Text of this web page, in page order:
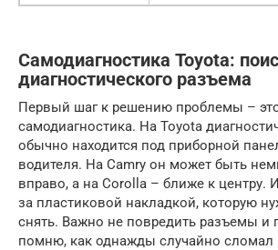
Самодиагностика Toyota:
диагностического разъема
Первый шаг к решению проблемы –
самодиагностика. На Toyota
обычно находится под приборной
водителя. На Camry он может быть
вправо, а на Corolla – ближе к центру.
за пластиковой накладкой, которую
снять. Важно не повредить разъемы и
помню, как однажды случайно сломал